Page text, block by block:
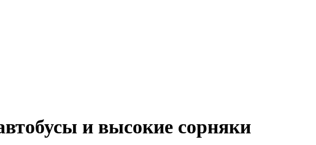
и высокие сорняки